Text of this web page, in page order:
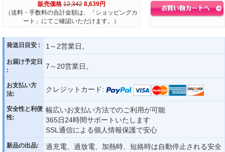
販売価格 12,342 8,639円
（送料・手数料の合計金額は、「ショッピングカ
ート」にてご確認いただけます。）
発送日目安 : 1～2営業日。
お届け予定日
:
7～20営業日。
お支払い方
法:
クレジットカード:
安全性と利便
性:
幅広いお支払い方法でのご利用が可能
365日24時間サポートいたします
SSL通信による個人情報保護で安心
新品の出品:
過充電、過放電、加熱時、短絡時は自動停止される安全